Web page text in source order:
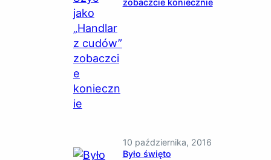
zobaczcie koniecznie
10 października, 2016
Było święto